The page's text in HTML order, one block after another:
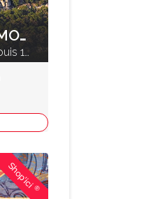
CABINET BENOIT IMMOBILIER
Votre agence immobilière depuis 1961
Shop'ici®